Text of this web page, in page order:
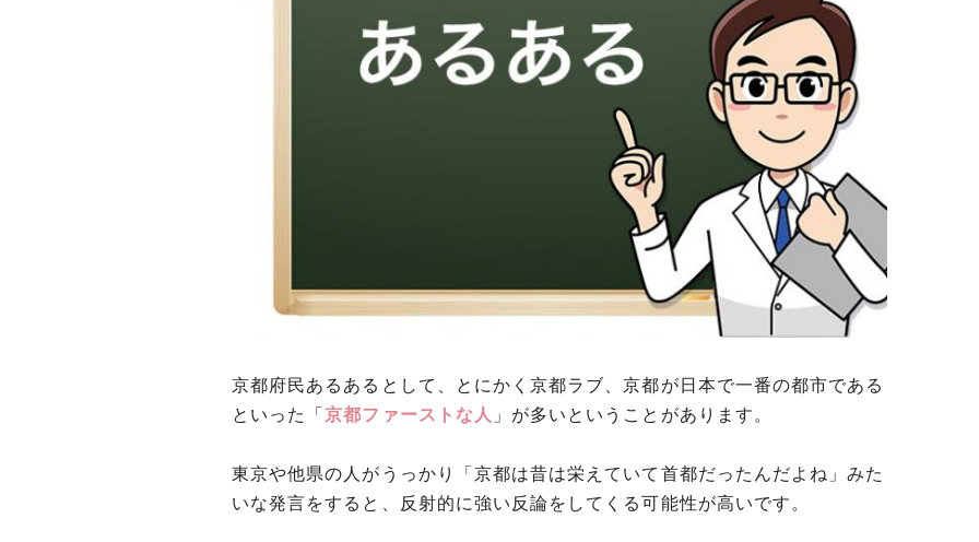
京都府民あるあるとして、とにかく京都ラブ、京都が日本で一番の都市である
といった「京都ファーストな人 」が多いということがあります。
東京や他県の人がうっかり「京都は昔は栄えていて首都だったんだよね」みた
いな発言をすると、反射的に強い反論をしてくる可能性が高いです。